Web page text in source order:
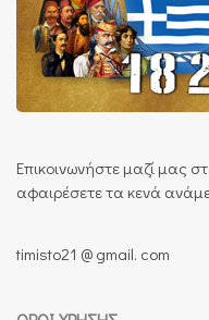
Επικοινωνήστε μαζί μας
αφαιρέσετε τα κενά
timisto21 @ gmail. com